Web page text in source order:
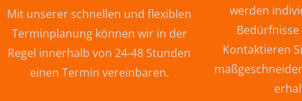
Mit unserer schnellen und flexiblen
Terminplanung können wir in der
Regel innerhalb von 24-48 Stunden
einen Termin vereinbaren.
werden
Kontaktieren